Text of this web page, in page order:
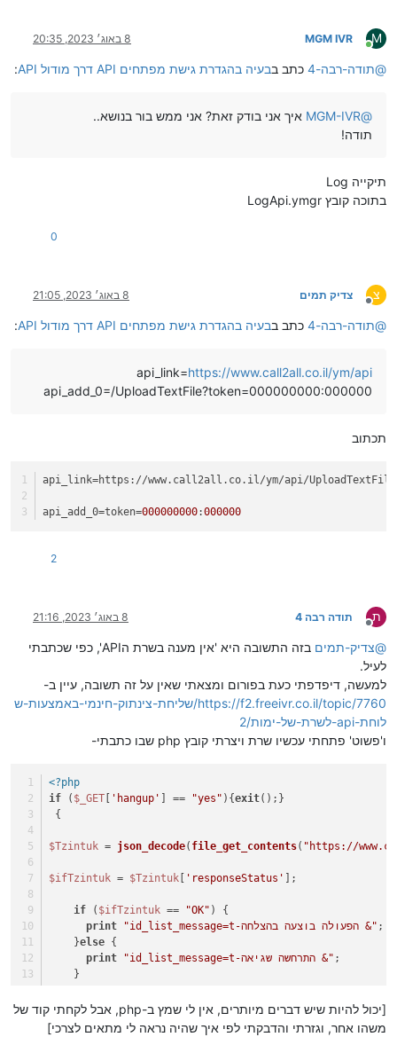
M
מחובר
MGM IVR 8 באוג׳ 2023, 20:35
@תודה-רבה-4 כתב בבעיה בהגדרת גישת מפתחים API דרך מודול API :
@
MGM-IVR איך אני בודק זאת? אני ממש בור בנושא..
תודה!
תיקייה Log
בתוכה קובץ LogApi.ymgr
0
צ
מנותק
צדיק תמים 8 באוג׳ 2023, 21:05
@תודה-רבה-4 כתב בבעיה בהגדרת גישת מפתחים API דרך מודול API :
api_link=https://www.call2all.co.il/ym/api
api_add_0=/UploadTextFile?token=000000000:000000
תכתוב
api_link=https://www.call2all.co.il/ym/api/UploadTextFile
api_add_0=token=000000000:000000
2
ת
מנותק
תודה רבה 4 8 באוג׳ 2023, 21:16
@צדיק-תמים
בזה התשובה היא 'אין מענה בשרת הAPI', כפי שכתבתי
לעיל.
למעשה, דיפדפתי כעת בפורום ומצאתי שאין על זה תשובה, עיין ב-
https://f2.freeivr.co.il/topic/7760/שליחת-צינתוק-חינמי-באמצעות-ש
לוחת-api-לשרת-של-ימות/2
ו'פשוט' פתחתי עכשיו שרת ויצרתי קובץ php שבו כתבתי-
<?php
if ( $_GET [ 'hangup' ] == "yes" ){exit();}
{
$Tzintuk = json_decode( file_get_contents( "https://
$ifTzintuk = $Tzintuk [ 'responseStatus' ];
if ( $ifTzintuk == "OK" ) {
print
"id_list_message=t-הפעולה בוצעה בהצלחה &" ;
    }
else {
print
"id_list_message=t-התרחשה שגיאה &" ;
    }
}
?>
[יכול להיות שיש דברים מיותרים, אין לי שמץ ב-php, אבל לקחתי קוד של
משהו אחר, וגזרתי והדבקתי לפי איך שהיה נראה לי מתאים לצרכי]